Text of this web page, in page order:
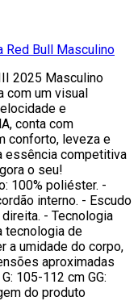
Red Bull Masculino
2025 Masculino
com um visual
e
conta com
conforto, leveza e
essência competitiva
o seu!
100% poliéster. -
interno. - Escudo
- Tecnologia
tecnologia de
a umidade do corpo,
aproximadas
105-112 cm GG:
do produto